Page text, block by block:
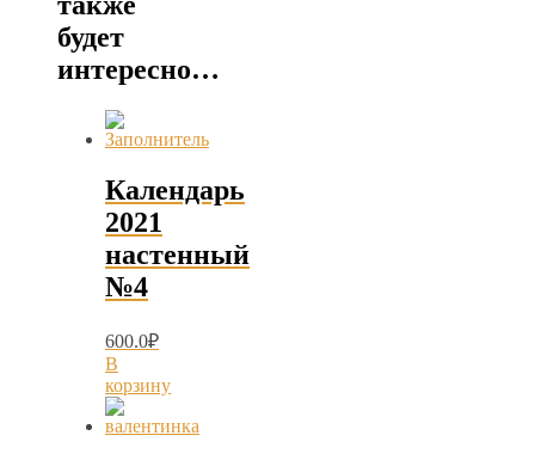
будет
интересно…
Календарь
2021
настенный
№4
600.0₽
В
корзину